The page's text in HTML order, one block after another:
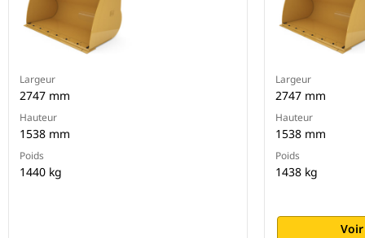
Largeur
2747 mm
Hauteur
1538 mm
Poids
1440 kg
Largeur
2747 mm
Hauteur
1538 mm
Poids
1438 kg